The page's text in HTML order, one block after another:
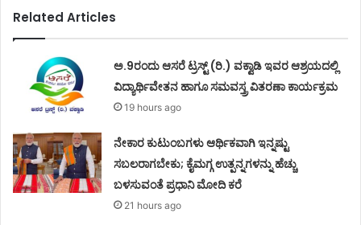
Related Articles
ಅ.9ರಂದು ಆಸರೆ ಟ್ರಸ್ಟ್ (ರಿ.) ವಕ್ವಾಡಿ ಇವರ ಆಶ್ರಯದಲ್ಲಿ
ವಿದ್ಯಾರ್ಥಿವೇತನ ಹಾಗೂ ಸಮವಸ್ತ್ರ ವಿತರಣಾ ಕಾರ್ಯಕ್ರಮ
19 hours ago
ನೇಕಾರ ಕುಟುಂಬಗಳು ಆರ್ಥಿಕವಾಗಿ ಇನ್ನಷ್ಟು
ಸಬಲರಾಗಬೇಕು; ಕೈಮಗ್ಗ ಉತ್ಪನ್ನಗಳನ್ನು ಹೆಚ್ಚು
ಬಳಸುವಂತೆ ಪ್ರಧಾನಿ ಮೋದಿ ಕರೆ
21 hours ago